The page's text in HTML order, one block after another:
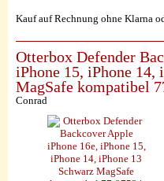
Kauf auf Rechnung ohne Klarna
Otterbox Defender
iPhone 15, iPhone 14,
MagSafe kompatibel
Conrad